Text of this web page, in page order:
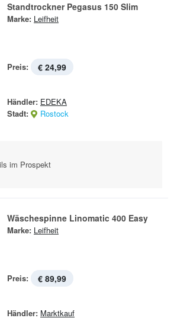
Standtrockner Pegasus 150 Slim
Marke: Leifheit
Preis: € 24,99
Händler: EDEKA
Stadt:
Rostock
im Prospekt
Wäschespinne Linomatic 400 Easy
Marke: Leifheit
Preis: € 89,99
Händler: Marktkauf